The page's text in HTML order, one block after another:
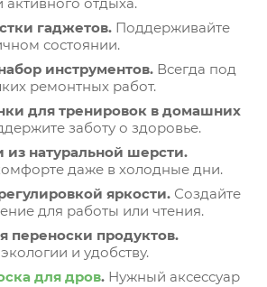
гаджетов. Поддерживайте
состоянии.
инструментов. Всегда под
ремонтных работ.
для тренировок в домашних
заботу о здоровье.
из натуральной шерсти.
даже в холодные дни.
яркости. Создайте
для работы или чтения.
переноски продуктов.
и удобству.
для дров. Нужный аксессуар